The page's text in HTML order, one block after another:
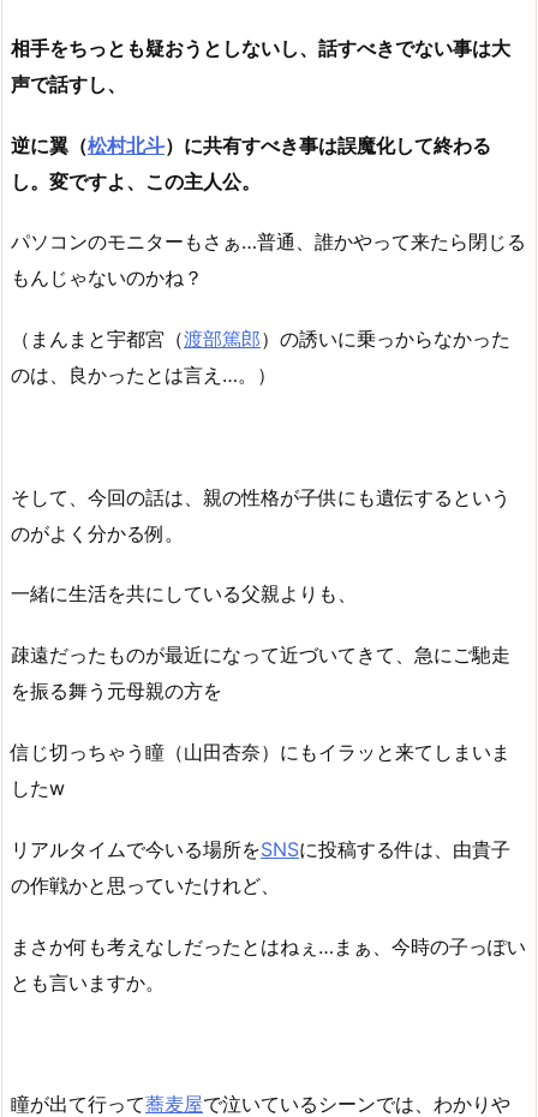
相手をちっとも疑おうとしないし、話すべきでない事は大
声で話すし、
逆に翼（松村北斗）に共有すべき事は誤魔化して終わる
し。変ですよ、この主人公。
パソコンのモニターもさぁ…普通、誰かやって来たら閉じる
もんじゃないのかね？
（まんまと宇都宮（渡部篤郎）の誘いに乗っからなかった
のは、良かったとは言え…。）
そして、今回の話は、親の性格が子供にも遺伝するという
のがよく分かる例。
一緒に生活を共にしている父親よりも、
疎遠だったものが最近になって近づいてきて、急にご馳走
を振る舞う元母親の方を
信じ切っちゃう瞳（山田杏奈）にもイラッと来てしまいま
したw
リアルタイムで今いる場所をSNSに投稿する件は、由貴子
の作戦かと思っていたけれど、
まさか何も考えなしだったとはねぇ…まぁ、今時の子っぽい
とも言いますか。
瞳が出て行って蕎麦屋で泣いているシーンでは、わかりや